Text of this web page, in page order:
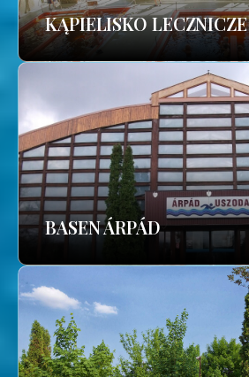
KĄPIELISKO LECZNICZE
BASEN ÁRPÁD